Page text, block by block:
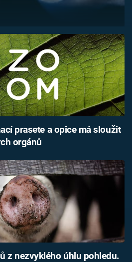
prasete a opice má sloužit
orgánů
z nezvyklého úhlu pohledu.